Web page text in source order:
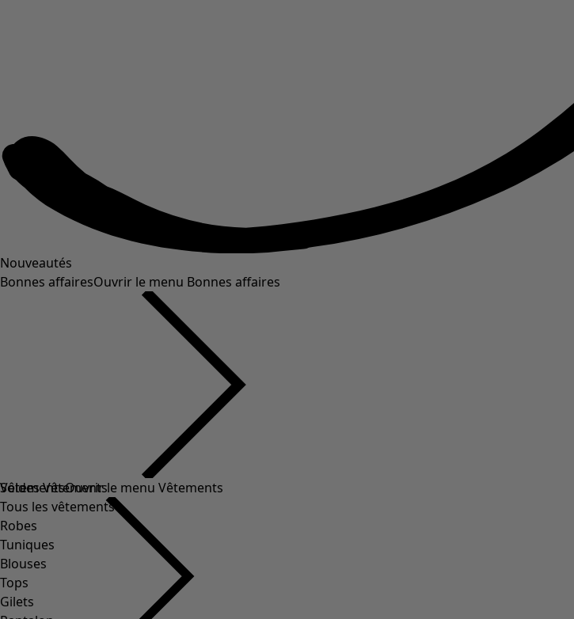
Nouveautés
Bonnes affairesOuvrir le menu Bonnes affaires
Soldes Vêtements
Tous les vêtements
Robes
Tuniques
Blouses
Tops
Gilets
VêtementsOuvrir le menu Vêtements